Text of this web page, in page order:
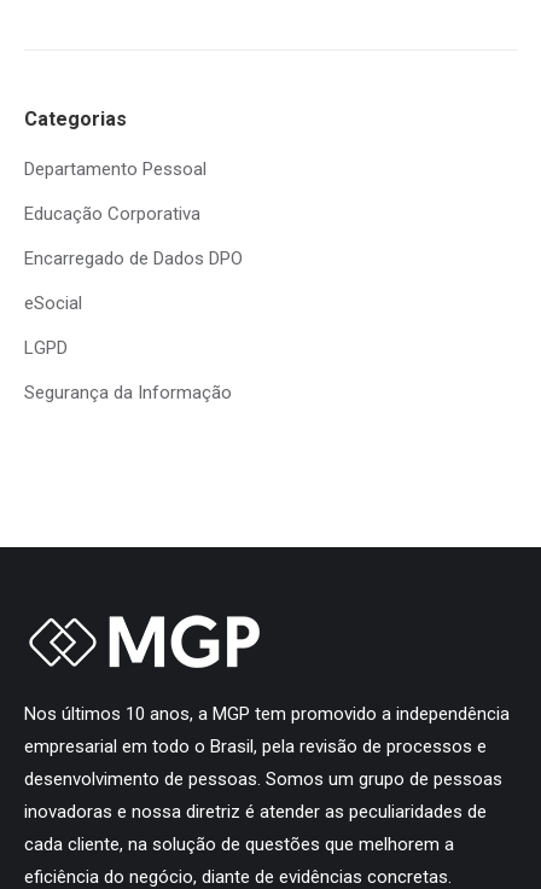
Categorias
Departamento Pessoal
Educação Corporativa
Encarregado de Dados DPO
eSocial
LGPD
Segurança da Informação
Nos últimos 10 anos, a MGP tem promovido a independência
empresarial em todo o Brasil, pela revisão de processos e
desenvolvimento de pessoas. Somos um grupo de pessoas
inovadoras e nossa diretriz é atender as peculiaridades de
cada cliente, na solução de questões que melhorem a
eficiência do negócio, diante de evidências concretas.